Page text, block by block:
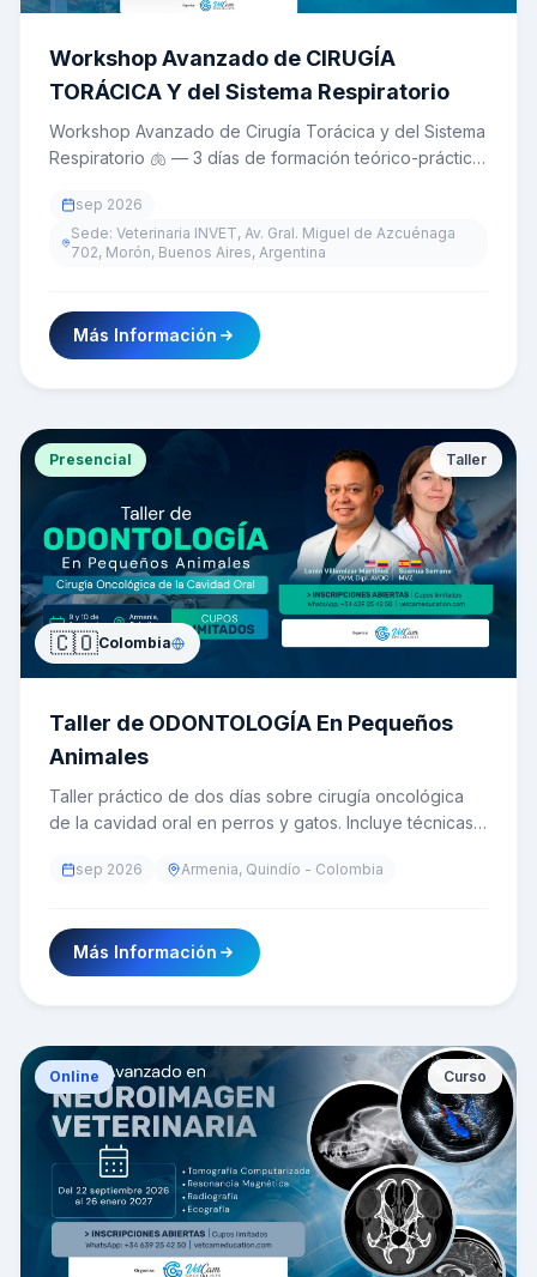
Workshop Avanzado de CIRUGÍA
TORÁCICА Y del Sistema Respiratorio
Workshop Avanzado de Cirugía Torácica y del Sistema
Respiratorio 🫁 — 3 días de formación teórico-práctica
los Dres. André Lacerda, Guillermo Belerenian y Pablo
Hall. 📅 4, 5 y 6 de noviembre de 2026 en Buenos
Aires, Argentina. Solo 18 cupos.
sep 2026
Sede: Veterinaria INVET, Av. Gral. Miguel de Azcuénaga
702, Morón, Buenos Aires, Argentina
Más Información
Presencial Taller
🇨🇴Colombia
Taller de ODONTOLOGÍA En Pequeños
Animales
Taller práctico de dos días sobre cirugía oncológica
de la cavidad oral en perros y gatos. Incluye técnicas
maxilectomías en sus distintas variantes, además de
blandos, con práctica supervisada sobre modelos
cadavéricos.
sep 2026 Armenia, Quindío - Colombia
Más Información
Online Curso